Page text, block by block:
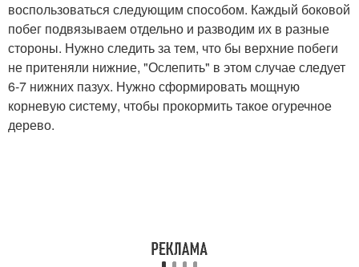
воспользоваться следующим способом. Каждый боковой
побег подвязываем отдельно и разводим их в разные
стороны. Нужно следить за тем, что бы верхние побеги
не притеняли нижние, "Ослепить" в этом случае следует
6-7 нижних пазух. Нужно сформировать мощную
корневую систему, чтобы прокормить такое огуречное
дерево.